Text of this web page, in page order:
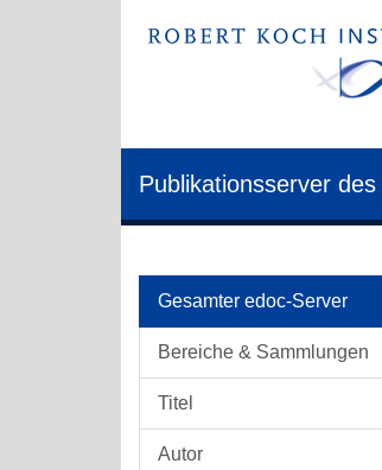
Publikationsserver
Gesamter edoc-Server
Bereiche & Sammlungen
Titel
Autor